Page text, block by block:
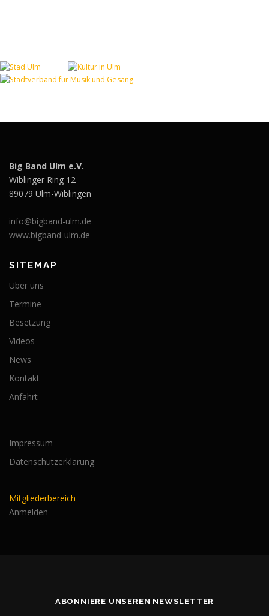
Big Band Ulm e.V.
Wiblinger Ring 12
89079 Ulm-Wiblingen
info@bigband-ulm.de
www.bigband-ulm.de
SITEMAP
Über uns
Termine
Besetzung
Videos
News
Kontakt
Anfahrt
Impressum
Datenschutzerklärung
Mitgliederbereich
Anmelden
ABONNIERE UNSEREN NEWSLETTER